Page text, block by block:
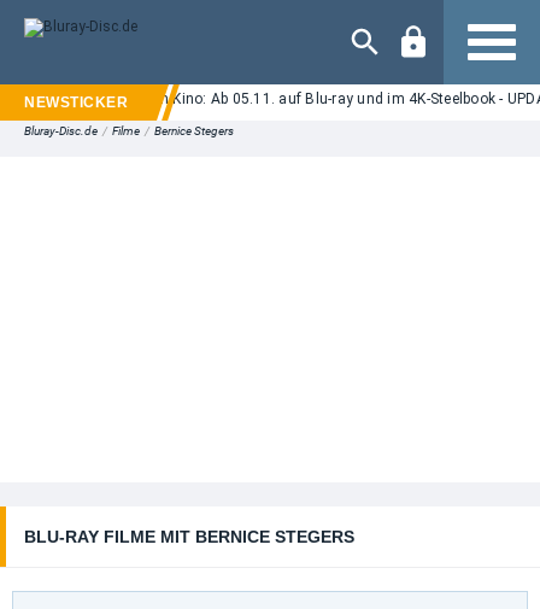
Navigation
"Ice Cream Man" im Kino: Ab 05.11. auf Blu-ray und im 4K-Steelbook -
Bluray-Disc.de / Filme / Bernice Stegers
BLU-RAY FILME MIT BERNICE STEGERS